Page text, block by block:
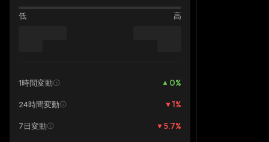
低 高
1時間変動 0%
24時間変動 1%
7日変動 5.7%